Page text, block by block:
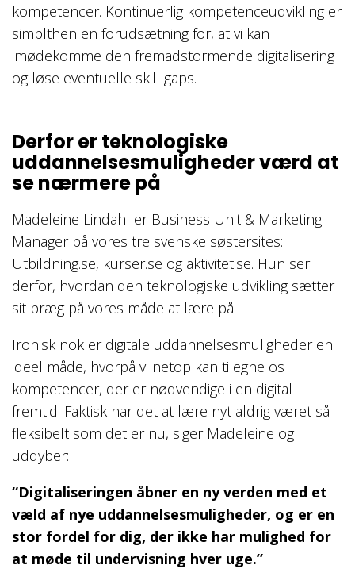
kompetencer. Kontinuerlig kompetenceudvikling er
simplthen en forudsætning for, at vi kan
imødekomme den fremadstormende digitalisering
og løse eventuelle skill gaps.
Derfor er teknologiske
uddannelsesmuligheder værd at
se nærmere på
Madeleine Lindahl er Business Unit & Marketing
Manager på vores tre svenske søstersites:
Utbildning.se, kurser.se og aktivitet.se. Hun ser
derfor, hvordan den teknologiske udvikling sætter
sit præg på vores måde at lære på.
Ironisk nok er digitale uddannelsesmuligheder en
ideel måde, hvorpå vi netop kan tilegne os
kompetencer, der er nødvendige i en digital
fremtid. Faktisk har det at lære nyt aldrig været så
fleksibelt som det er nu, siger Madeleine og
uddyber:
“Digitaliseringen åbner en ny verden med et
væld af nye uddannelsesmuligheder, og er en
stor fordel for dig, der ikke har mulighed for
at møde til undervisning hver uge.”